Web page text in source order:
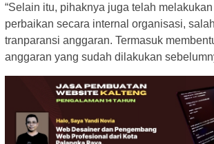
“Selain itu, pihaknya juga telah
perbaikan secara internal organisasi,
tranparansi anggaran. Termasuk
anggaran yang sudah dilakukan